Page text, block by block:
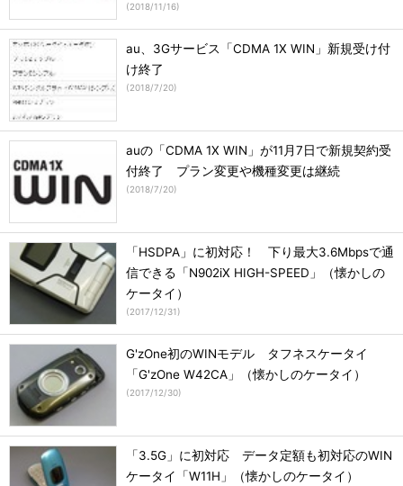
(2018/11/16)
au、3Gサービス「CDMA 1X WIN」新規受け付
け終了
(2018/7/20)
auの「CDMA 1X WIN」が11月7日で新規契約受
付終了 プラン変更や機種変更は継続
(2018/7/20)
「HSDPA」に初対応！ 下り最大3.6Mbpsで通
信できる「N902iX HIGH-SPEED」（懐かしの
ケータイ）
(2017/12/31)
G'zOne初のWINモデル タフネスケータイ
「G'zOne W42CA」（懐かしのケータイ）
(2017/12/30)
「3.5G」に初対応 データ定額も初対応のWIN
ケータイ「W11H」（懐かしのケータイ）